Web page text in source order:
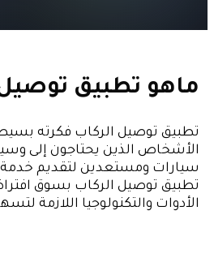
ماهو تطبيق توصيل
تطبيق توصيل الركاب فكرته
الأشخاص الذين يحتاجون إلى
سيارات ومستعدين لتقديم
تطبيق توصيل الركاب بسوق
الأدوات والتكنولوجيا اللازمة